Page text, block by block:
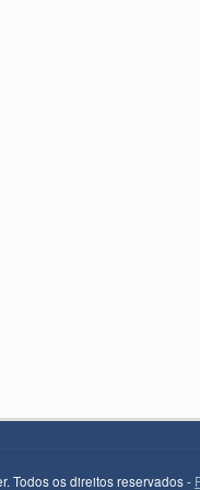
Todos os direitos reservados -